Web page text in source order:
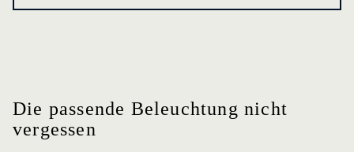
Die passende Beleuchtung nicht
vergessen